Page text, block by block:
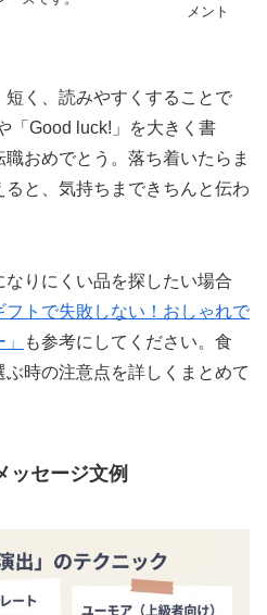
メント
短く、読みやすくすること で
「Good luck!」を大きく書
おめでとう。落ち着いたらま
と、気持ちまできちんと伝わ
りにくい品を探したい場合
フトで失敗しない！おしゃれで
も参考にしてください。食
時の注意点を詳しくまとめて
ッセージ文例